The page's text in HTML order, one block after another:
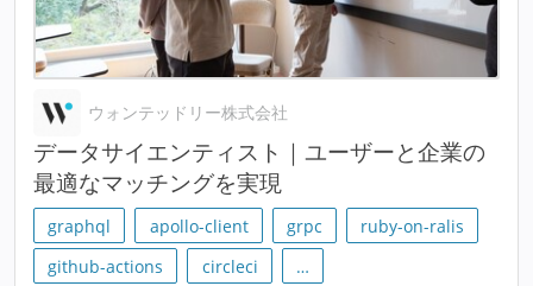
ウォンテッドリー株式会社
データサイエンティスト｜ユーザーと企業の
最適なマッチングを実現
graphql apollo-client grpc
ruby-on-ralis
github-actions
circleci …